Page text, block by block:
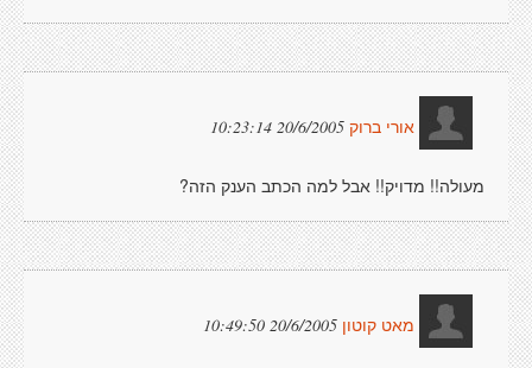
אורי ברוק 20/6/2005 10:23:14
מעולה!! מדויק!! אבל למה הכתב הענק הזה?
מאט קוטון 20/6/2005 10:49:50